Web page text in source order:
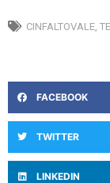
CINFALTOVALE
FACEBOOK
TWITTER
LINKEDIN